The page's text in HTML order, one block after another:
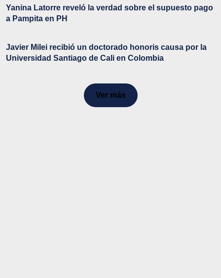
Yanina Latorre reveló la verdad sobre el supuesto pago
a Pampita en PH
Javier Milei recibió un doctorado honoris causa por la
Universidad Santiago de Cali en Colombia
Ver más